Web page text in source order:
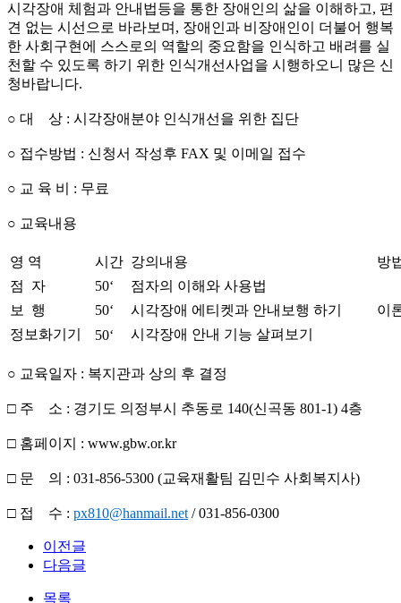
시각장애 체험과 안내법등을 통한 장애인의 삶을 이해하고, 편
견 없는 시선으로 바라보며, 장애인과 비장애인이 더불어 행복
한 사회구현에 스스로의 역할의 중요함을 인식하고 배려를 실
천할 수 있도록 하기 위한 인식개선사업을 시행하오니 많은 신
청바랍니다.
○ 대 상 : 시각장애분야 인식개선을 위한 집단
○ 접수방법 : 신청서 작성후 FAX 및 이메일 접수
○ 교 육 비 : 무료
○ 교육내용
영 역 시간 강의내용
방
점 자
50‘
점자의 이해와 사용법
이
보 행 50‘
시각장애 에티켓과 안내보행 하기
정보화기기
50‘ 시각장애 안내 기능 살펴보기
○ 교육일자 : 복지관과 상의 후 결정
□ 주 소 : 경기도 의정부시 추동로 140(신곡동 801-1) 4층
□ 홈페이지 : www.gbw.or.kr
□ 문 의 : 031-856-5300 (교육재활팀 김민수 사회복지사)
□ 접 수 : px810@hanmail.net / 031-856-0300
이전글
다음글
목록